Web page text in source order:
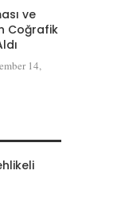
ve
Coğrafik
14,